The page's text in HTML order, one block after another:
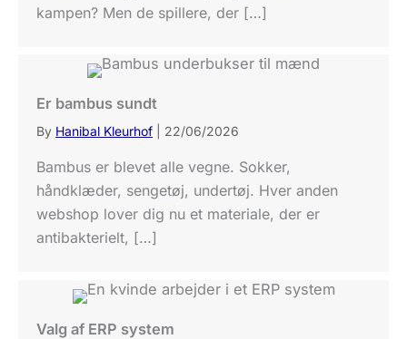
kampen? Men de spillere, der […]
Er bambus sundt
By Hanibal Kleurhof 22/06/2026
Bambus er blevet alle vegne. Sokker,
håndklæder, sengetøj, undertøj. Hver anden
webshop lover dig nu et materiale, der er
antibakterielt, […]
Valg af ERP system